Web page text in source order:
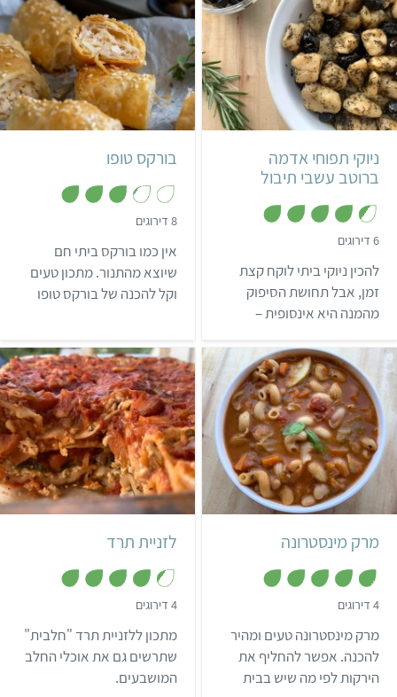
בינוני שעה ו-55 דקות
6 איטלקי
ניוקי תפוחי אדמה
ברוטב עשבי תיבול
6 דירוגים
.
3
מ
ת
ו
להכין ניוקי ביתי לוקח קצת
זמן, אבל תחושת הסיפוק
מהמנה היא אינסופית –
קנוי) הוא שמיים וארץ.
המתכון הבא לניוקי תפוחי
אדמה ברוטב עשבי תיבול לא
ישאיר אתכם אדישים!
קל
בורקס טופו
8 דירוגים
.
3
מ
ת
ו
אין כמו בורקס ביתי חם
שיוצא מהתנור. מתכון טעים
וקל להכנה של בורקס טופו
קל שעה ו-10 דקות
6 מנות איטלקי
מרק מינסטרונה
4 דירוגים
.
8
מ
ת
ו
מרק מינסטרונה טעים ומהיר
להכנה. אפשר להחליף את
הירקות לפי מה שיש בבית
בינוני שעה ו-20 דקות
תבנית בינונית איטלקי
לזניית תרד
4 דירוגים
.
3
מ
ת
ו
מתכון ללזניית תרד "חלבית"
שתרשים גם את אוכלי החלב
המושבעים.